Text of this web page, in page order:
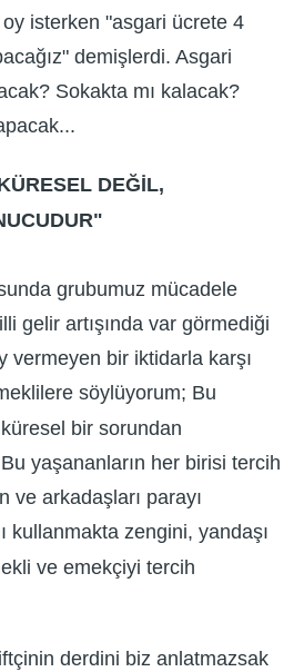
isterken "asgari ücrete 4
demişlerdi. Asgari
Sokakta mı kalacak?
DEĞİL,
grubumuz mücadele
gelir artışında var görmediği
vermeyen bir iktidarla karşı
söylüyorum; Bu
bir sorundan
yaşananların her birisi tercih
ve arkadaşları parayı
kullanmakta zengini, yandaşı
ve emekçiyi tercih
derdini biz anlatmazsak